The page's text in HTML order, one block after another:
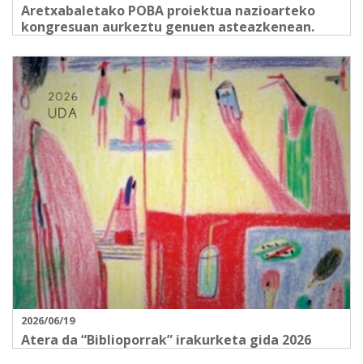
Aretxabaletako POBA proiektua nazioarteko
kongresuan aurkeztu genuen asteazkenean.
2026/06/19
Atera da “Biblioporrak” irakurketa gida 2026